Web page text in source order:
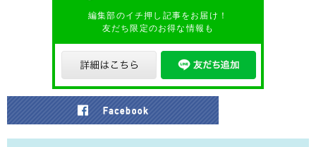
編集部のイチ押し記事をお届け！
友だち限定のお得な情報も